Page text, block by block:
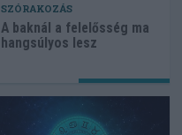
SZÓRAKOZÁS
A baknál a felelősség ma
hangsúlyos lesz